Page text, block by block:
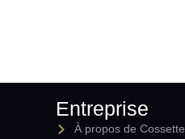
Entreprise
À propos de Cossette